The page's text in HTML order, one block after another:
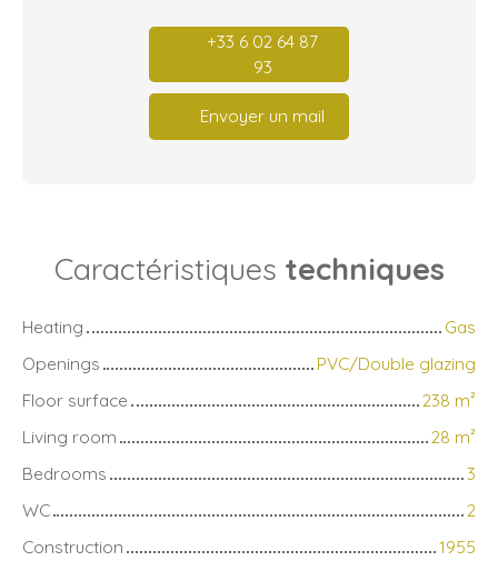
+33 6 02 64 87
93
Envoyer un mail
Caractéristiques techniques
Heating
Gas
Openings
PVC/Double glazing
Floor surface
238 m²
Living room
28 m²
Bedrooms
3
WC
2
Construction
1955